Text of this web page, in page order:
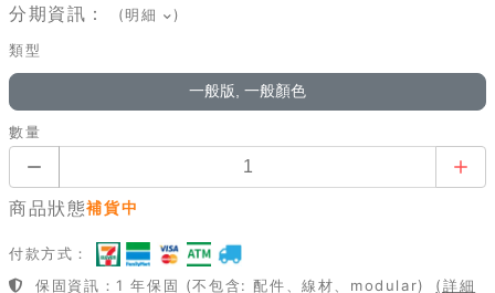
分期資訊： (明細 )
類型
一般版, 一般顏色
數量
商品狀態補貨中
付款方式：
保固資訊：1 年保固 (不包含: 配件、線材、modular)
(詳細